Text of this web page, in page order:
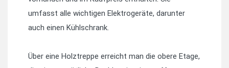
umfasst alle wichtigen Elektrogeräte, darunter
auch einen Kühlschrank.
Über eine Holztreppe erreicht man die obere Etage,